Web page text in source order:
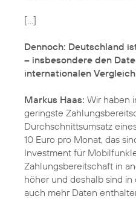
[...]
Dennoch: Deutschland
– insbesondere den
internationalen
Markus Haas: Wir haben
geringste
Durchschnittsumsatz
10 Euro pro Monat, das
Investment für
Zahlungsbereitschaft in
höher und deshalb sind in
auch mehr Daten